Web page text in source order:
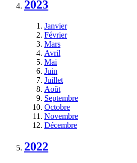
2023
Janvier
Février
Mars
Avril
Mai
Juin
Juillet
Août
Septembre
Octobre
Novembre
Décembre
2022